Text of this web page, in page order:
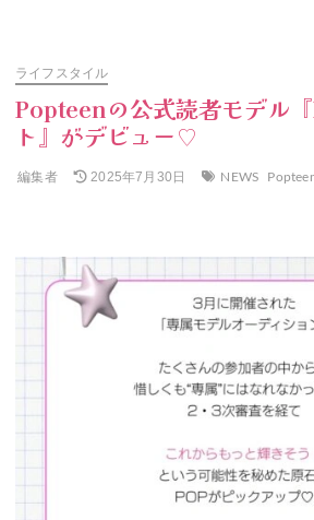
ライフスタイル
Popteenの公式読者モデル
ト』がデビュー♡
編集者 2025年7月30日 NEWS